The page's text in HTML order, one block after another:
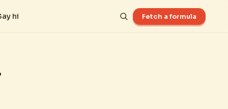
hi Fetch a formula